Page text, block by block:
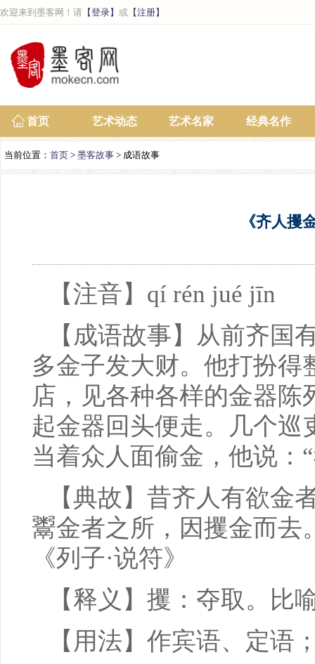
欢迎来到墨客网！请 【登录】 或 【注册】
首页 艺术动态 艺术名家 经典名作
当前位置： 首页 > 墨客故事 > 成语故事
《齐人攫
【注音】qí rén jué jīn
【成语故事】从前齐国
多金子发大财。他打扮得
店，见各种各样的金器
起金器回头便走。几个巡
当着众人面偷金，他说：
【典故】昔齐人有欲金
鬻金者之所，因攫金而
《列子·说符》
【释义】攫：夺取。比
【用法】作宾语、定语